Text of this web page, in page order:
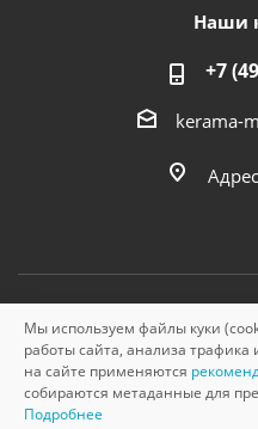
Наши
+7
kerama-
© «Керама Марацци»,
Мы используем файлы куки
работы сайта, анализа
на сайте применяются
собираются метаданные для
Подробнее